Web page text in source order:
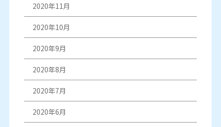
2020年11月
2020年10月
2020年9月
2020年8月
2020年7月
2020年6月